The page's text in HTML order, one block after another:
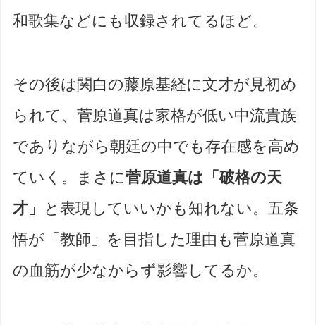
和歌集などにも収録されてるほど。
その後は関白の藤原基経に文才が見初め
られて、菅原道真は家格が低い中流貴族
でありながら朝廷の中でも存在感を高め
ていく。まさに菅原道真は「破格の天
才」 と表現していいかも知れない。五条
悟が「教師」を目指した理由も菅原道真
の血筋が少なからず影響してるか。